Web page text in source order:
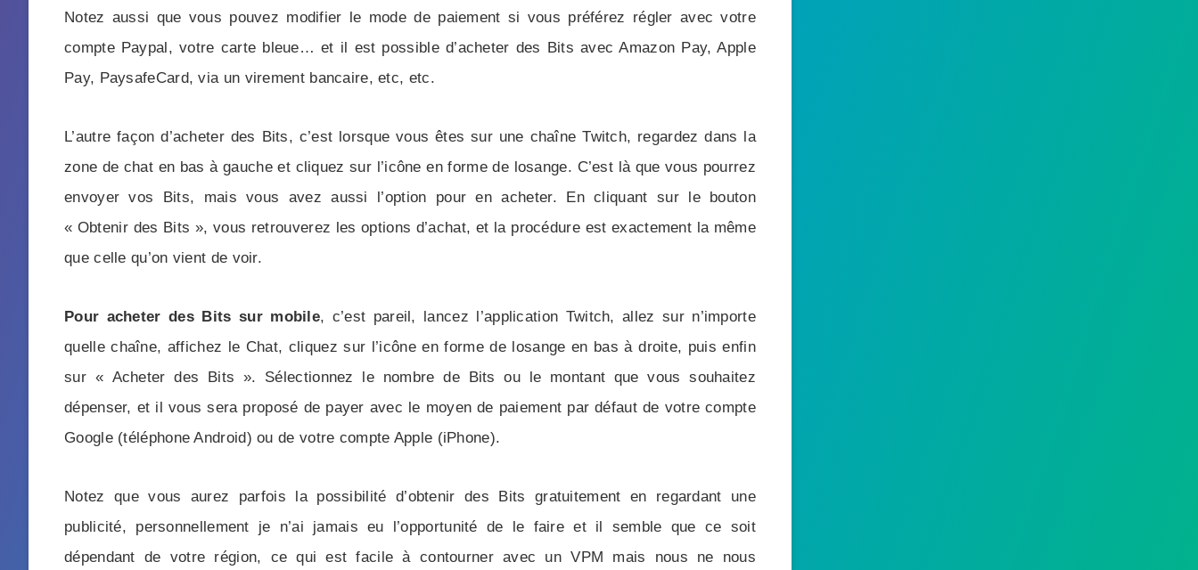
Notez aussi que vous pouvez modifier le mode de paiement si vous préférez régler avec votre
compte Paypal, votre carte bleue… et il est possible d’acheter des Bits avec Amazon Pay, Apple
Pay, PaysafeCard, via un virement bancaire, etc, etc.
L’autre façon d’acheter des Bits, c’est lorsque vous êtes sur une chaîne Twitch, regardez dans la
zone de chat en bas à gauche et cliquez sur l’icône en forme de losange. C’est là que vous pourrez
envoyer vos Bits, mais vous avez aussi l’option pour en acheter. En cliquant sur le bouton
« Obtenir des Bits », vous retrouverez les options d’achat, et la procédure est exactement la même
que celle qu’on vient de voir.
Pour acheter des Bits sur mobile, c’est pareil, lancez l’application Twitch, allez sur n’importe
quelle chaîne, affichez le Chat, cliquez sur l’icône en forme de losange en bas à droite, puis enfin
sur « Acheter des Bits ». Sélectionnez le nombre de Bits ou le montant que vous souhaitez
dépenser, et il vous sera proposé de payer avec le moyen de paiement par défaut de votre compte
Google (téléphone Android) ou de votre compte Apple (iPhone).
Notez que vous aurez parfois la possibilité d’obtenir des Bits gratuitement en regardant une
publicité, personnellement je n’ai jamais eu l’opportunité de le faire et il semble que ce soit
dépendant de votre région, ce qui est facile à contourner avec un VPM mais nous ne nous